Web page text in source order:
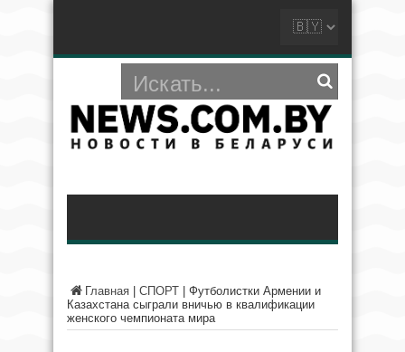
Главная СПОРТ
Футболистки Армении и
Казахстана сыграли вничью в квалификации
женского чемпионата мира